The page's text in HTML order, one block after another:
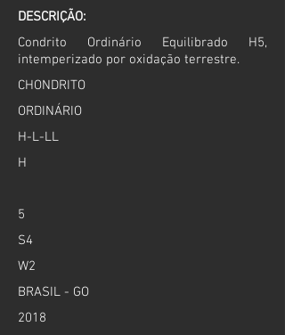
Condrito Ordinário Equilibrado H5,
intemperizado por oxidação terrestre.
DESCRIÇÃO:
CHONDRITO
ORDINÁRIO
H-L-LL
H
5
S4
W2
BRASIL - GO
2018